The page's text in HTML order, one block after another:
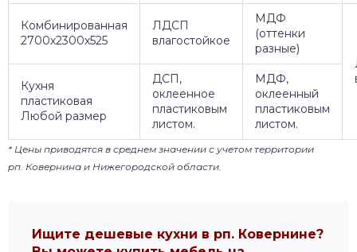
Комбинированная
2700х2300х525
ЛДСП
влагостойкое
МДФ
(оттенки
разные)
Кухня
пластиковая
Любой размер
ДСП,
оклеенное
пластиковым
листом.
МДФ,
оклеенный
пластиковым
листом.
* Цены приводятся в среднем значении с учетом территории
рп. Ковернина и Нижегородской области.
Ищите дешевые кухни в рп. Ковернине?